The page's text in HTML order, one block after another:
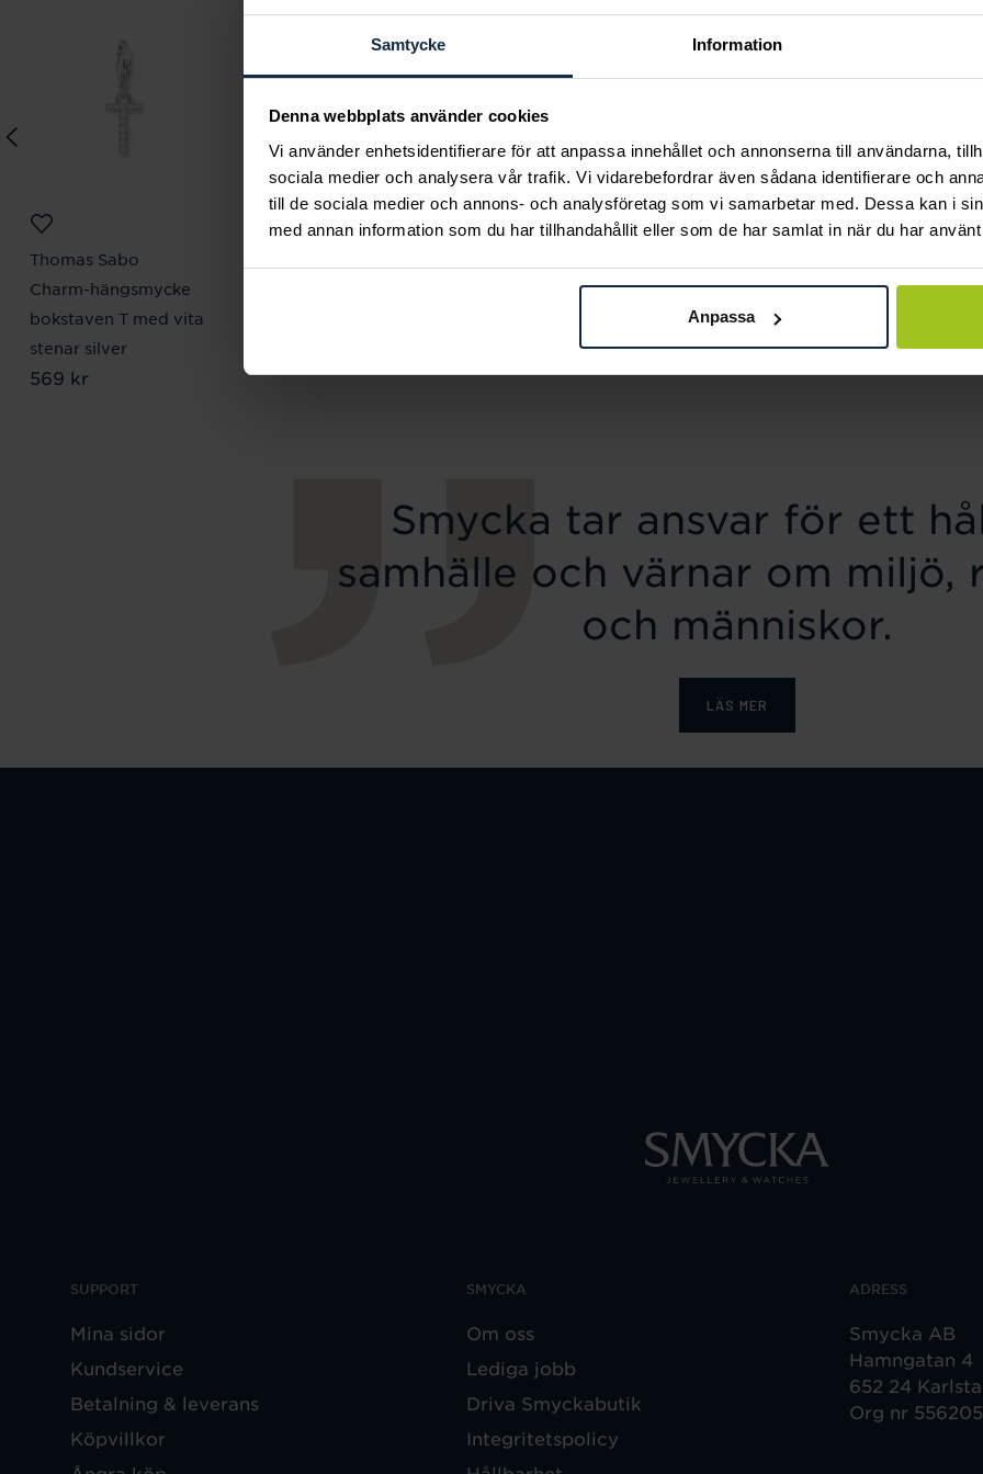
Samtycke Information
Denna webbplats använder cookies
Vi använder enhetsidentifierare för att anpassa innehållet och annonserna till användarna,
sociala medier och analysera vår trafik. Vi vidarebefordrar även sådana identifierare och
till de sociala medier och annons- och analysföretag som vi samarbetar med. Dessa kan i
med annan information som du har tillhandahållit eller som de har samlat in när du har
Anpassa
Thomas Sabo
Charm-hängsmycke
bokstaven T med vita
stenar silver
Pris :569 kr
569 kr
Royal Watch 28 mm
Classic Stud Earrings /
Aquamarine
Pris:445 kr
445 kr
Smycka tar ansvar för ett
samhälle och värnar om miljö,
och människor.
LÄS MER
SUPPORT
Mina sidor
Kundservice
Betalning & leverans
Köpvillkor
SMYCKA
Om oss
Lediga jobb
Driva Smyckabutik
Integritetspolicy
ADRESS
Smycka AB
Hamngatan 4
652 24
Org nr